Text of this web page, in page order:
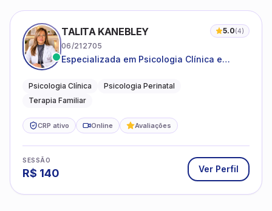
TALITA KANEBLEY 5.0(4)
06/212705
Especializada em Psicologia Clínica e
famílias
Psicologia Clínica
Psicologia Perinatal
Terapia Familiar
CRP ativo Online Avaliações
SESSÃO
R$ 140 Ver Perfil